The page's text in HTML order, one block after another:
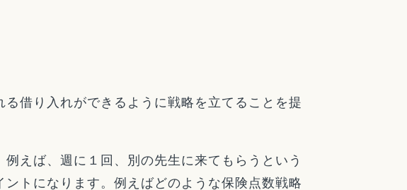
借り入れができるように戦略を立てることを提
えば、週に１回、別の先生に来てもらうという
トになります。例えばどのような保険点数戦略